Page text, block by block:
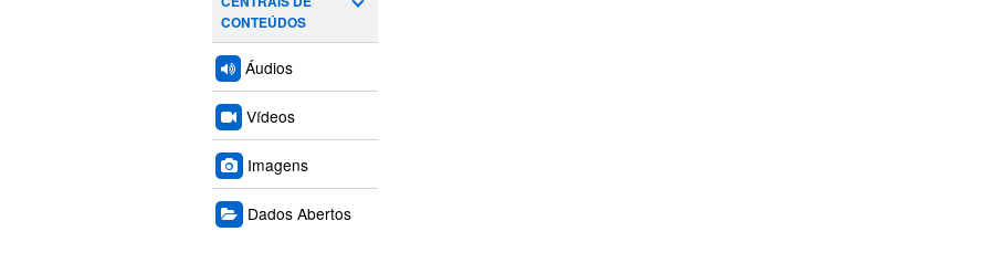
CONTEÚDOS
Áudios
Vídeos
Imagens
Dados Abertos